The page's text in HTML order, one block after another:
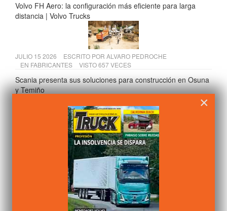
Volvo FH Aero: la configuración más eficiente para larga
distancia | Volvo Trucks
JULIO 15 2026 ESCRITO POR ALVARO PEDROCHE
EN FABRICANTES VISTO 657 VECES
Scania presenta sus soluciones para construcción en Osuna
y Temiño
ESCRITO PORCAMIÓN ACTUALIDAD
LEGISLACIÓN VISTO 654 VECES
Tres cambios clave para el transporte de mercancías desde
ESCRITO PORALVARO PEDROCHE
×